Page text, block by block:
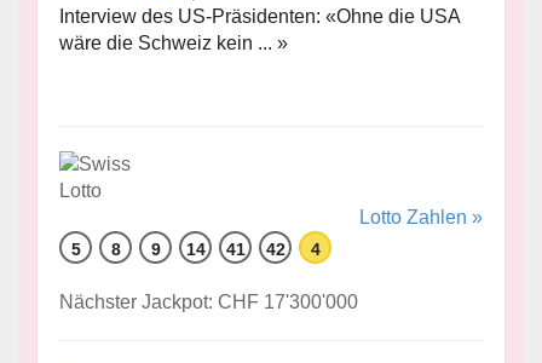
Interview des US-Präsidenten: «Ohne die USA
wäre die Schweiz kein ... »
Lotto Zahlen »
5 8 9 14 41 42 4
Nächster Jackpot: CHF 17'300'000